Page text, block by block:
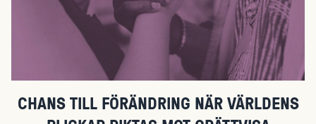
CHANS TILL FÖRÄNDRING NÄR VÄRLDENS